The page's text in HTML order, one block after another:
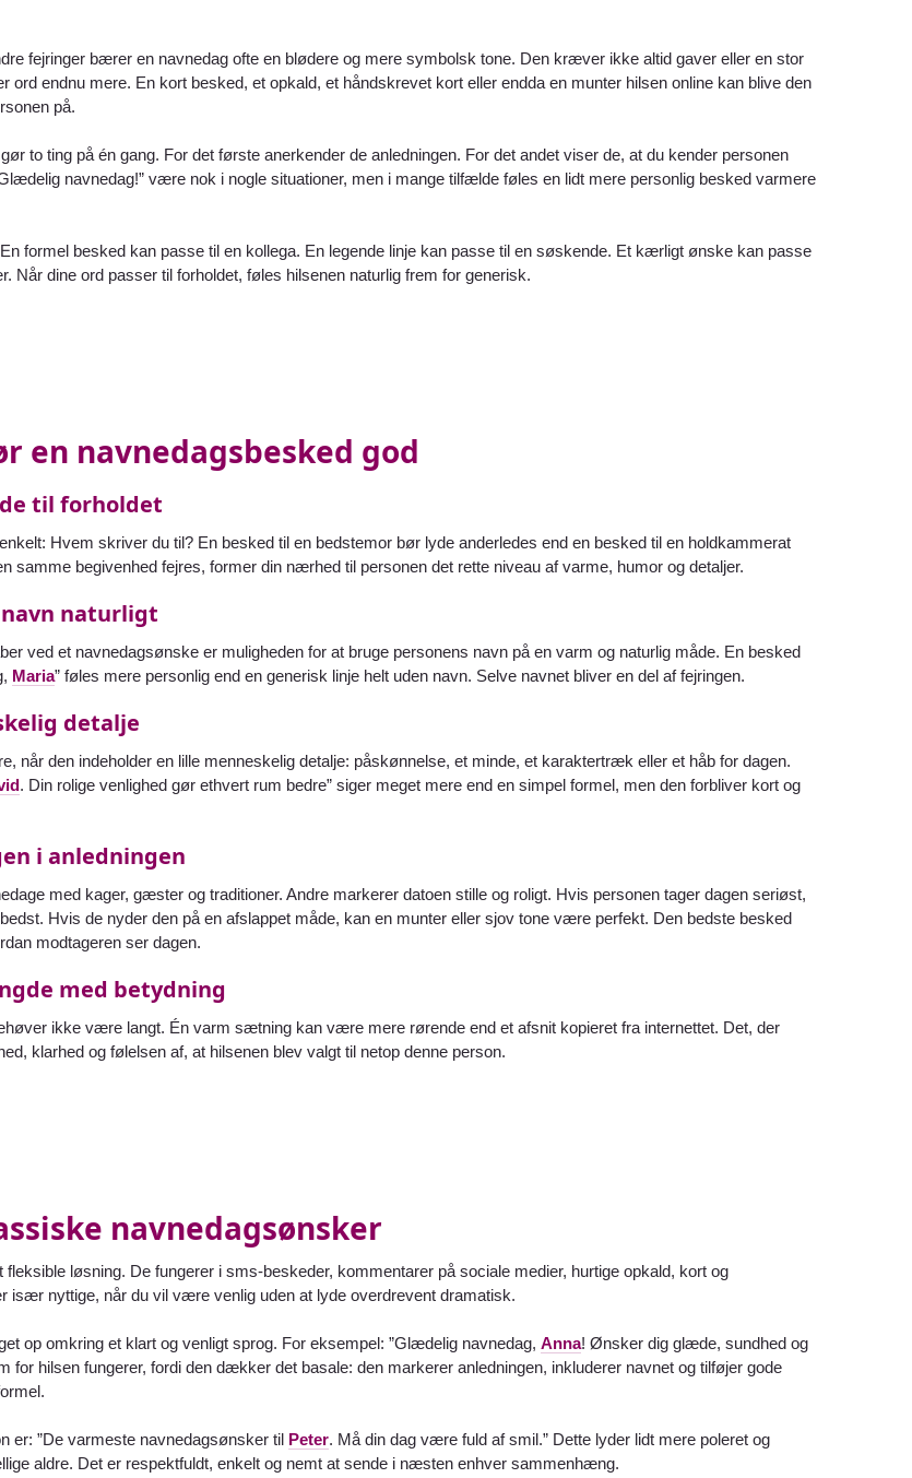
fejringer bærer en navnedag ofte en blødere og mere symbolsk tone. Den kræver ikke altid gaver eller en stor
ord endnu mere. En kort besked, et opkald, et håndskrevet kort eller endda en munter hilsen online kan blive den
på.
to ting på én gang. For det første anerkender de anledningen. For det andet viser de, at du kender personen
navnedag!” være nok i nogle situationer, men i mange tilfælde føles en lidt mere personlig besked varmere
formel besked kan passe til en kollega. En legende linje kan passe til en søskende. Et kærligt ønske kan passe
Når dine ord passer til forholdet, føles hilsenen naturlig frem for generisk.
en navnedagsbesked god
til forholdet
Hvem skriver du til? En besked til en bedstemor bør lyde anderledes end en besked til en holdkammerat
samme begivenhed fejres, former din nærhed til personen det rette niveau af varme, humor og detaljer.
naturligt
ved et navnedagsønske er muligheden for at bruge personens navn på en varm og naturlig måde. En besked
Maria” føles mere personlig end en generisk linje helt uden navn. Selve navnet bliver en del af fejringen.
detalje
når den indeholder en lille menneskelig detalje: påskønnelse, et minde, et karaktertræk eller et håb for dagen.
. Din rolige venlighed gør ethvert rum bedre” siger meget mere end en simpel formel, men den forbliver kort og
i anledningen
med kager, gæster og traditioner. Andre markerer datoen stille og roligt. Hvis personen tager dagen seriøst,
Hvis de nyder den på en afslappet måde, kan en munter eller sjov tone være perfekt. Den bedste besked
modtageren ser dagen.
med betydning
ikke være langt. Én varm sætning kan være mere rørende end et afsnit kopieret fra internettet. Det, der
klarhed og følelsen af, at hilsenen blev valgt til netop denne person.
navnedagsønsker
fleksible løsning. De fungerer i sms-beskeder, kommentarer på sociale medier, hurtige opkald, kort og
især nyttige, når du vil være venlig uden at lyde overdrevent dramatisk.
op omkring et klart og venligt sprog. For eksempel: ”Glædelig navnedag, Anna! Ønsker dig glæde, sundhed og
for hilsen fungerer, fordi den dækker det basale: den markerer anledningen, inkluderer navnet og tilføjer gode
er: ”De varmeste navnedagsønsker til Peter. Må din dag være fuld af smil.” Dette lyder lidt mere poleret og
aldre. Det er respektfuldt, enkelt og nemt at sende i næsten enhver sammenhæng.